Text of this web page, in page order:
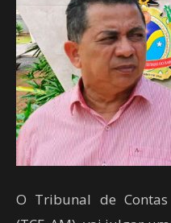
O Tribunal de